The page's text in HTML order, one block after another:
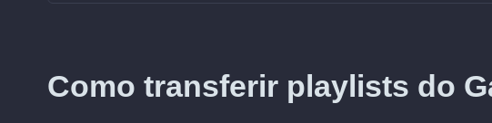
Como transferir playlists do